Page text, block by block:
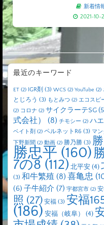
新着情
2021-10-
最近のキーワード
ET (2) IGR剤 (3) WCS (2) YouTube (2)
とじろう (3) もとみつ (2) エコスピ
(2) コロナ (2) サイクラーテSG
式会社）
(8) チモシー (2) ハエ
ベイト剤 (2) ペルネットR6 (3) マ
下野新聞 (2) 動画 (2) 勝乃勝 (3)
勝忠平 (160)
7の8 (112) 北平安 (4)
(3) 和牛繁殖 (8) 喜亀忠
(6) 子牛紹介 (7) 宇都宮市 (2)
照 (27) 安福 (3) 安福
(186) 安福（岐阜） (4)